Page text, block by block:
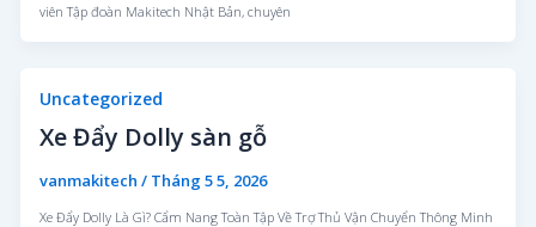
viên Tập đoàn Makitech Nhật Bản, chuyên
Uncategorized
Xe Đẩy Dolly sàn gỗ
vanmakitech/ Tháng 5 5, 2026
Xe Đẩy Dolly Là Gì? Cẩm Nang Toàn Tập Về Trợ Thủ Vận Chuyển Thông Minh